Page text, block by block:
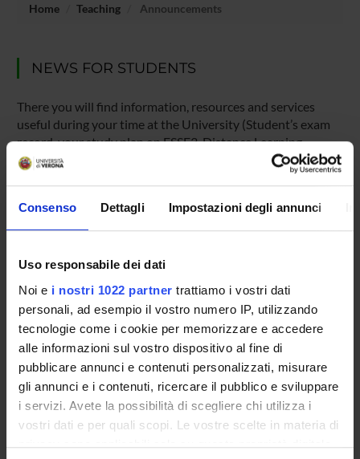
Consenso Dettagli Impostazioni degli annunci
Uso responsabile dei dati
Noi e i nostri 1022 partner trattiamo i vostri dati
personali, ad esempio il vostro numero IP, utilizzando
tecnologie come i cookie per memorizzare e accedere
alle informazioni sul vostro dispositivo al fine di
pubblicare annunci e contenuti personalizzati, misurare
gli annunci e i contenuti, ricercare il pubblico e sviluppare
i servizi. Avete la possibilità di scegliere chi utilizza i
vostri dati e per quali scopi. Le vostre scelte in materia di
privacy sono applicabili solo su questa proprietà digitale
Home Teaching Announcements
NEWS FOR STUDENTS
There you will find information, resources and services
useful during your time at the University (Student’s exam
record, your study plan on ESSE3, Distance Learning
courses, university email account, office forms,
administrative procedures, etc.). You can log into MyUnivr
to receive notification of all the notices from your teachers
and your secretariat via email and also via the Univr app.
MYUNIVR
Contacts
People
Places
Calendar